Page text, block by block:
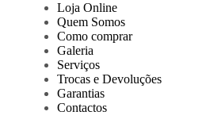
Loja Online
Quem Somos
Como comprar
Galeria
Serviços
Trocas e Devoluções
Garantias
Contactos